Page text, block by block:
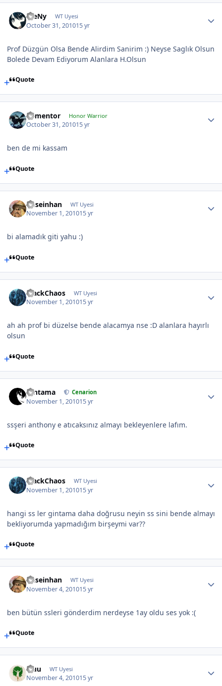
WeNy WT Uyesi
October 31, 201015 yr
Prof Düzgün Olsa Bende Alirdim Sanirim :) Neyse Saglık Olsun
Bolede Devam Ediyorum Alanlara H.Olsun
Quote
dementor Honor Warrior
October 31, 201015 yr
ben de mi kassam
Quote
huseinhan WT Uyesi
November 1, 201015 yr
bi alamadık giti yahu :)
Quote
BlackChaos WT Uyesi
November 1, 201015 yr
ah ah prof bi düzelse bende alacamya nse :D alanlara hayırlı
olsun
Quote
Gintama Cenarion
November 1, 201015 yr
ssşeri anthony e atıcaksınız almayı bekleyenlere lafım.
Quote
BlackChaos WT Uyesi
November 1, 201015 yr
hangi ss ler gintama daha doğrusu neyin ss sini bende almayı
bekliyorumda yapmadığım birşeymi var??
Quote
huseinhan WT Uyesi
November 4, 201015 yr
ben bütün ssleri gönderdim nerdeyse 1ay oldu ses yok :(
Quote
Fluu WT Uyesi
November 4, 201015 yr